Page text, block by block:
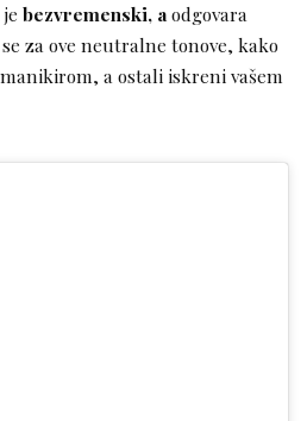
bezvremenski, aodgovara
za ove neutralne tonove, kako
a ostali iskreni vašem